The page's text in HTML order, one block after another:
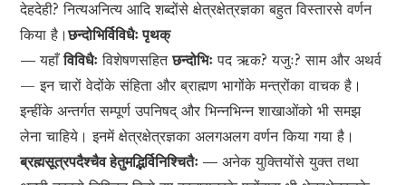
देहदेही? नित्यअनित्य आदि शब्दोंसे क्षेत्रक्षेत्रज्ञका बहुत विस्तारसे वर्णन
किया है।छन्दोभिर्विविधैः पृथक्
—यहाँविविधैः विशेषणसहितछन्दोभिः पद ऋक? यजुः? साम और अथर्व
— इन चारों वेदोंके संहिता और ब्राह्मण भागोंके मन्त्रोंका वाचक है।
इन्हींके अन्तर्गत सम्पूर्ण उपनिषद् और भिन्नभिन्न शाखाओंको भी समझ
लेना चाहिये। इनमें क्षेत्रक्षेत्रज्ञका अलगअलग वर्णन किया गया है।
ब्रह्मसूत्रपदैश्चैव हेतुमद्भिर्विनिश्चितैः —अनेक युक्तियोंसे युक्त तथा